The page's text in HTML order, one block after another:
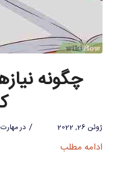
چگونه
ژوئن 26, 2022 / در
ادامه مطلب